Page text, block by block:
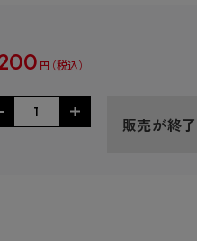
円
販売が終